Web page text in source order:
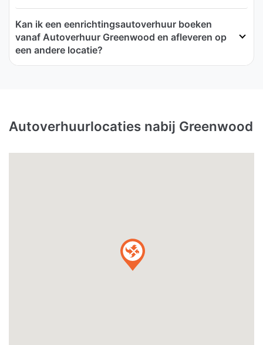
Kan ik een eenrichtingsautoverhuur boeken
vanaf Autoverhuur Greenwood en afleveren op
een andere locatie?
Autoverhuurlocaties nabij Greenwood